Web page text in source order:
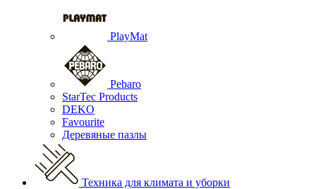
PlayMat
Pebaro
StarTec Products
DEKO
Favourite
Деревяные пазлы
Техника для климата и уборки